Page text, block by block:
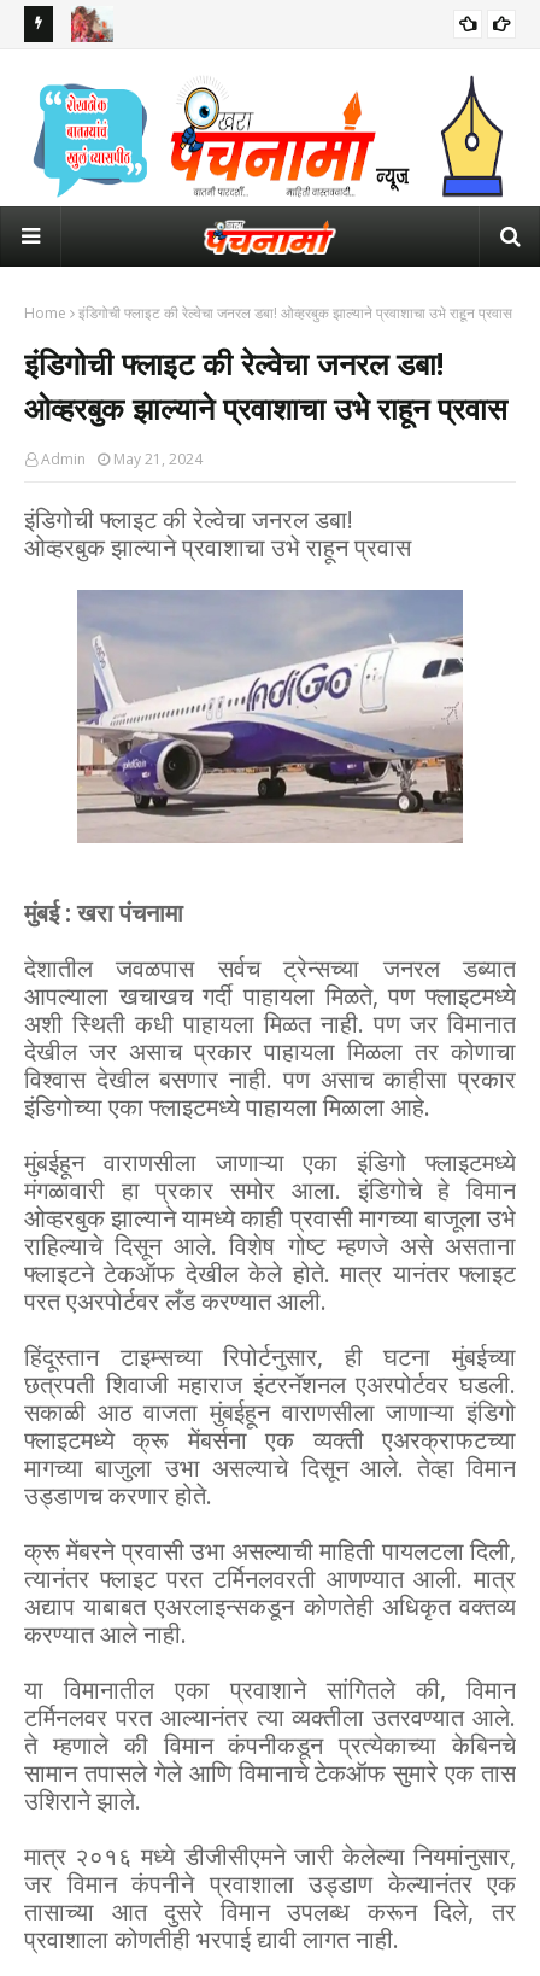
Home इंडिगोची फ्लाइट की रेल्वेचा जनरल डबा! ओव्हरबुक झाल्याने प्रवाशाचा उभे राहून प्रवास
इंडिगोची फ्लाइट की रेल्वेचा जनरल डबा!
ओव्हरबुक झाल्याने प्रवाशाचा उभे राहून प्रवास
Admin May 21, 2024
इंडिगोची फ्लाइट की रेल्वेचा जनरल डबा!
ओव्हरबुक झाल्याने प्रवाशाचा उभे राहून प्रवास
मुंबई : खरा पंचनामा
देशातील जवळपास सर्वच ट्रेन्सच्या जनरल डब्यात
आपल्याला खचाखच गर्दी पाहायला मिळते, पण फ्लाइटमध्ये
अशी स्थिती कधी पाहायला मिळत नाही. पण जर विमानात
देखील जर असाच प्रकार पाहायला मिळला तर कोणाचा
विश्वास देखील बसणार नाही. पण असाच काहीसा प्रकार
इंडिगोच्या एका फ्लाइटमध्ये पाहायला मिळाला आहे.
मुंबईहून वाराणसीला जाणाऱ्या एका इंडिगो फ्लाइटमध्ये
मंगळावारी हा प्रकार समोर आला. इंडिगोचे हे विमान
ओव्हरबुक झाल्याने यामध्ये काही प्रवासी मागच्या बाजूला उभे
राहिल्याचे दिसून आले. विशेष गोष्ट म्हणजे असे असताना
फ्लाइटने टेकऑफ देखील केले होते. मात्र यानंतर फ्लाइट
परत एअरपोर्टवर लँड करण्यात आली.
हिंदूस्तान टाइम्सच्या रिपोर्टनुसार, ही घटना मुंबईच्या
छत्रपती शिवाजी महाराज इंटरनॅशनल एअरपोर्टवर घडली.
सकाळी आठ वाजता मुंबईहून वाराणसीला जाणाऱ्या इंडिगो
फ्लाइटमध्ये क्रू मेंबर्सना एक व्यक्ती एअरक्राफटच्या
मागच्या बाजुला उभा असल्याचे दिसून आले. तेव्हा विमान
उड्डाणच करणार होते.
क्रू मेंबरने प्रवासी उभा असल्याची माहिती पायलटला दिली,
त्यानंतर फ्लाइट परत टर्मिनलवरती आणण्यात आली. मात्र
अद्याप याबाबत एअरलाइन्सकडून कोणतेही अधिकृत वक्तव्य
करण्यात आले नाही.
या विमानातील एका प्रवाशाने सांगितले की, विमान
टर्मिनलवर परत आल्यानंतर त्या व्यक्तीला उतरवण्यात आले.
ते म्हणाले की विमान कंपनीकडून प्रत्येकाच्या केबिनचे
सामान तपासले गेले आणि विमानाचे टेकऑफ सुमारे एक तास
उशिराने झाले.
मात्र २०१६ मध्ये डीजीसीएमने जारी केलेल्या नियमांनुसार,
जर विमान कंपनीने प्रवाशाला उड्डाण केल्यानंतर एक
तासाच्या आत दुसरे विमान उपलब्ध करून दिले, तर
प्रवाशाला कोणतीही भरपाई द्यावी लागत नाही.